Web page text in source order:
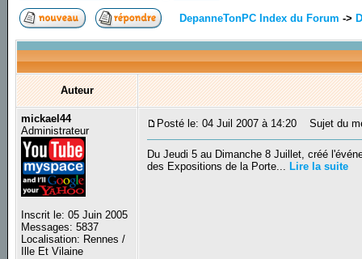
DepanneTonPC Index du Forum ->
Auteur
mickael44
Administrateur
Inscrit le: 05 Juin 2005
Messages: 5837
Localisation: Rennes /
Ille Et Vilaine
Posté le: 04 Juil 2007 à 14:20 Sujet du
Du Jeudi 5 au Dimanche 8 Juillet, créé
des Expositions de la Porte... Lire la suite